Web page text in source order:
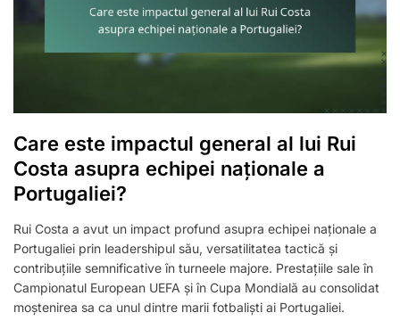
Care este impactul general al lui Rui
Costa asupra echipei naționale a
Portugaliei?
Rui Costa a avut un impact profund asupra echipei naționale a
Portugaliei prin leadershipul său, versatilitatea tactică și
contribuțiile semnificative în turneele majore. Prestațiile sale în
Campionatul European UEFA și în Cupa Mondială au consolidat
moștenirea sa ca unul dintre marii fotbaliști ai Portugaliei.